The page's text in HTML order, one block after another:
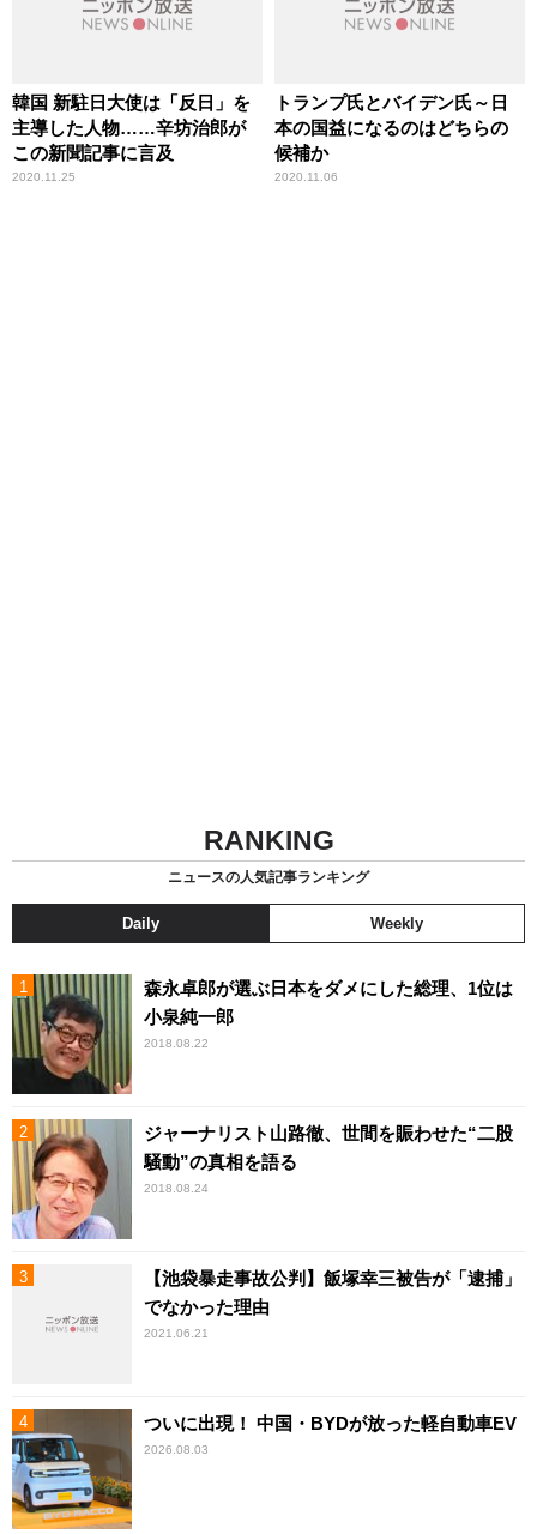
韓国 新駐日大使は「反日」を
主導した人物……辛坊治郎が
この新聞記事に言及
2020.11.25
トランプ氏とバイデン氏～日
本の国益になるのはどちらの
候補か
2020.11.06
RANKING
ニュースの人気記事ランキング
Daily Weekly
森永卓郎が選ぶ日本をダメにした総理、1位は
小泉純一郎
2018.08.22
ジャーナリスト山路徹、世間を賑わせた“二股
騒動”の真相を語る
2018.08.24
【池袋暴走事故公判】飯塚幸三被告が「逮捕」
でなかった理由
2021.06.21
ついに出現！ 中国・BYDが放った軽自動車EV
2026.08.03